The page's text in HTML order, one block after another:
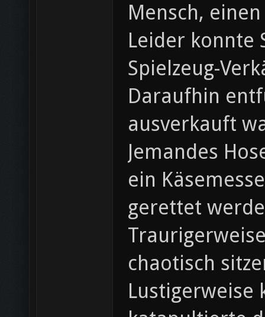
Mensch,
Leider konnte
Spielzeug-
Daraufhin
ausverkauft
Jemandes
ein
gerettet
chaotisch
Lustigerweise